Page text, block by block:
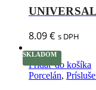
8.09€ s DPH
SKLADOM
Pridať do košíka
Porcelán,